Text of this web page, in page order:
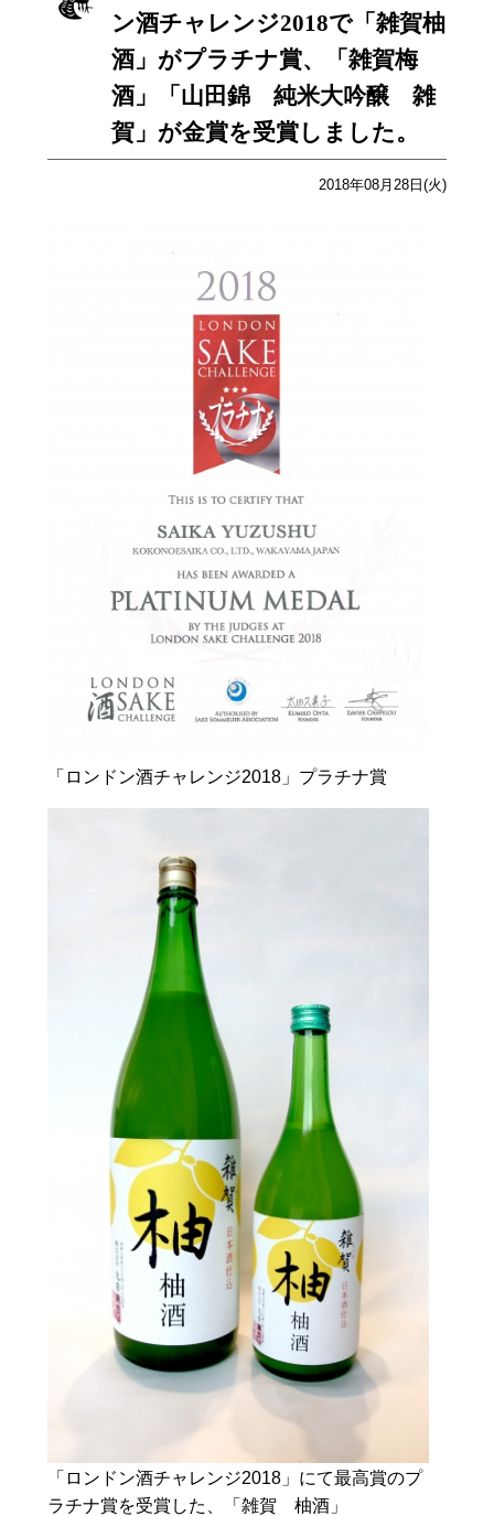
ン酒チャレンジ2018で「雑賀柚
酒」がプラチナ賞、「雑賀梅
酒」「山田錦 純米大吟醸 雑
賀」が金賞を受賞しました。
2018年08月28日(火)
「ロンドン酒チャレンジ2018」プラチナ賞
「ロンドン酒チャレンジ2018」にて最高賞のプ
ラチナ賞を受賞した、「雑賀 柚酒」